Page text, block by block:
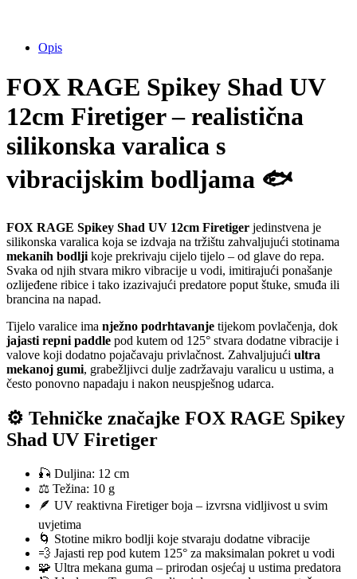
Opis
FOX RAGE Spikey Shad UV
12cm Firetiger – realistična
silikonska varalica s
vibracijskim bodljama 🐟
FOX RAGE Spikey Shad UV 12cm Firetiger jedinstvena je
silikonska varalica koja se izdvaja na tržištu zahvaljujući stotinama
mekanih bodlji koje prekrivaju cijelo tijelo – od glave do repa.
Svaka od njih stvara mikro vibracije u vodi, imitirajući ponašanje
ozlijeđene ribice i tako izazivajući predatore poput štuke, smuđa ili
brancina na napad.
Tijelo varalice ima nježno podrhtavanje tijekom povlačenja, dok
jajasti repni paddle pod kutem od 125° stvara dodatne vibracije i
valove koji dodatno pojačavaju privlačnost. Zahvaljujući ultra
mekanoj gumi, grabežljivci dulje zadržavaju varalicu u ustima, a
često ponovno napadaju i nakon neuspješnog udarca.
⚙️ Tehničke značajke FOX RAGE Spikey
Shad UV Firetiger
🎣 Duljina: 12 cm
⚖️ Težina: 10 g
🪶 UV reaktivna Firetiger boja – izvrsna vidljivost u svim
uvjetima
🌀 Stotine mikro bodlji koje stvaraju dodatne vibracije
💨 Jajasti rep pod kutem 125° za maksimalan pokret u vodi
🧩 Ultra mekana guma – prirodan osjećaj u ustima predatora